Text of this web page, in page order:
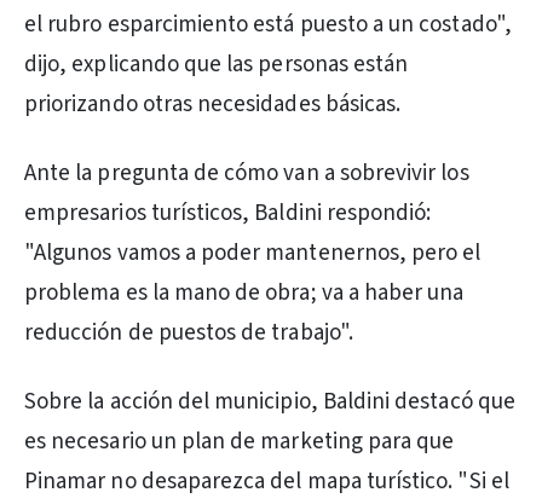
el rubro esparcimiento está puesto a un costado",
dijo, explicando que las personas están
priorizando otras necesidades básicas.
Ante la pregunta de cómo van a sobrevivir los
empresarios turísticos, Baldini respondió:
"Algunos vamos a poder mantenernos, pero el
problema es la mano de obra; va a haber una
reducción de puestos de trabajo".
Sobre la acción del municipio, Baldini destacó que
es necesario un plan de marketing para que
Pinamar no desaparezca del mapa turístico. "Si el